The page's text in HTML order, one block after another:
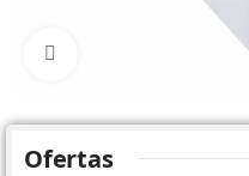
Ofertas